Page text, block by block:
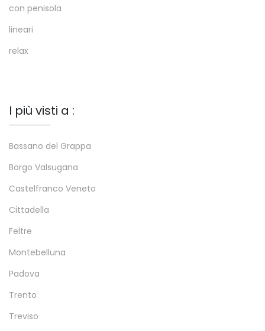
con penisola
lineari
relax
I più visti a :
Bassano del Grappa
Borgo Valsugana
Castelfranco Veneto
Cittadella
Feltre
Montebelluna
Padova
Trento
Treviso